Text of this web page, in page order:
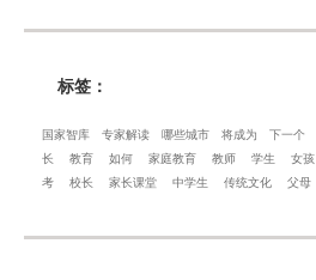
标签：
国家智库 专家解读 哪些城市 将成为 下一个
长
教育 如何 家庭教育 教师 学生 女孩
考
校长 家长课堂 中学生 传统文化 父母